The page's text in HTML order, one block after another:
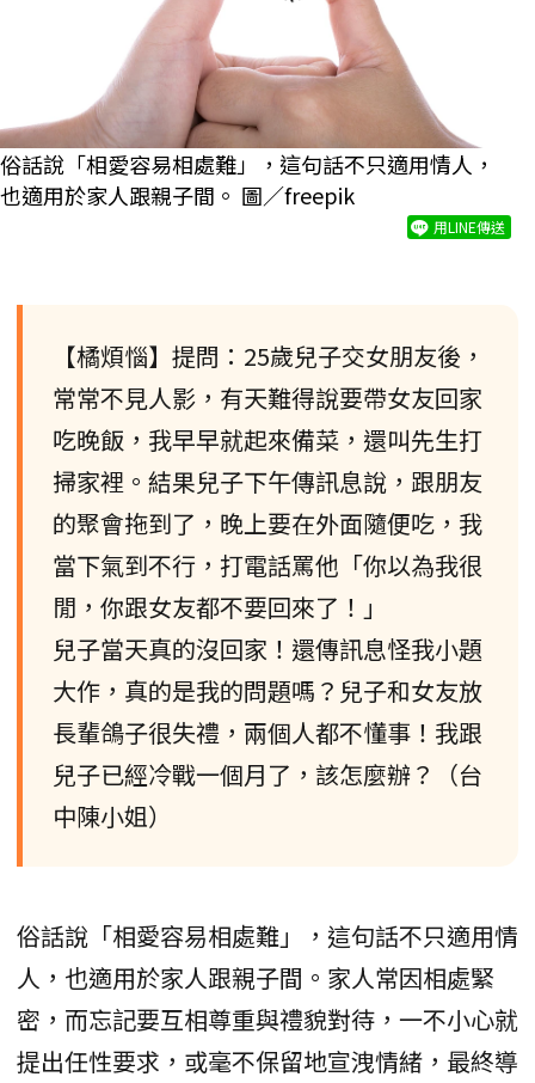
俗話說「相愛容易相處難」，這句話不只適用情人，
也適用於家人跟親子間。 圖／freepik
用LINE傳送
【橘煩惱】提問：25歲兒子交女朋友後，
常常不見人影，有天難得說要帶女友回家
吃晚飯，我早早就起來備菜，還叫先生打
掃家裡。結果兒子下午傳訊息說，跟朋友
的聚會拖到了，晚上要在外面隨便吃，我
當下氣到不行，打電話罵他「你以為我很
閒，你跟女友都不要回來了！」
兒子當天真的沒回家！還傳訊息怪我小題
大作，真的是我的問題嗎？兒子和女友放
長輩鴿子很失禮，兩個人都不懂事！我跟
兒子已經冷戰一個月了，該怎麼辦？（台
中陳小姐）
俗話說「相愛容易相處難」，這句話不只適用情
人，也適用於家人跟親子間。家人常因相處緊
密，而忘記要互相尊重與禮貌對待，一不小心就
提出任性要求，或毫不保留地宣洩情緒，最終導